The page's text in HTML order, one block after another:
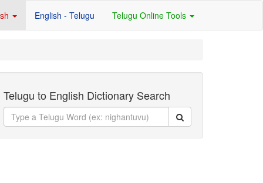
English - Telugu Telugu Online Tools
Telugu to English Dictionary Search